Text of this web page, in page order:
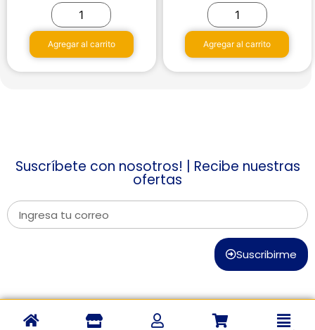
Agregar al carrito Agregar al carrito
Suscríbete con nosotros! | Recibe nuestras
ofertas
Suscribirme